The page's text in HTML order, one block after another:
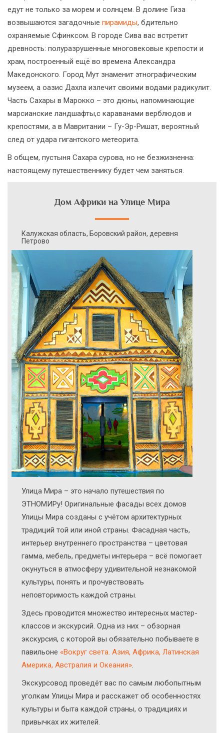
едут не только за морем и солнцем. В долине Гиза
возвышаются загадочные пирамиды, бдительно
охраняемые Сфинксом. В городе Сива вас встретит
древность: полуразрушенные многовековые крепости и
храм, построенный ещё во времена Александра
Македонского. Город Мут знаменит этнографическим
музеем, а оазис Дахла излечит своими водами радикулит.
Часть Сахары в Марокко – это дюны, напоминающие
марсианские ландшафты,с караванами верблюдов и
крепостями, а в Мавритании – Гу-Эр-Ришат, вероятный
след от удара гигантского метеорита.
В общем, пустыня Сахара сурова, но не безжизненна:
настоящему путешественнику будет чем заняться.
Дом Африки на Улице Мира
Калужская область, Боровский район, деревня
Петрово
Улица Мира – это начало путешествия по
ЭТНОМИРу! Оригинальные фасады всех домов
Улицы Мира созданы с учётом архитектурных
традиций той или иной страны. Фасадная часть,
интерьер внутреннего пространства – цветовая
гамма, мебель, предметы интерьера – всё помогает
окунуться в атмосферу удивительной незнакомой
культуры, понять и прочувствовать
неповторимость каждой страны.
Здесь проводится множество интересных мастер-
классов и экскурсий. Одна из них – обзорная
экскурсия, с которой вы обязательно побываете в
павильоне «Вокруг света. Азия, Африка, Латинская
Америка, Австралия и Океания».
Экскурсовод проведёт вас по самым любопытным
уголкам Улицы Мира и расскажет об особенностях
культуры и быта каждой страны, о традициях и
привычках их жителей.